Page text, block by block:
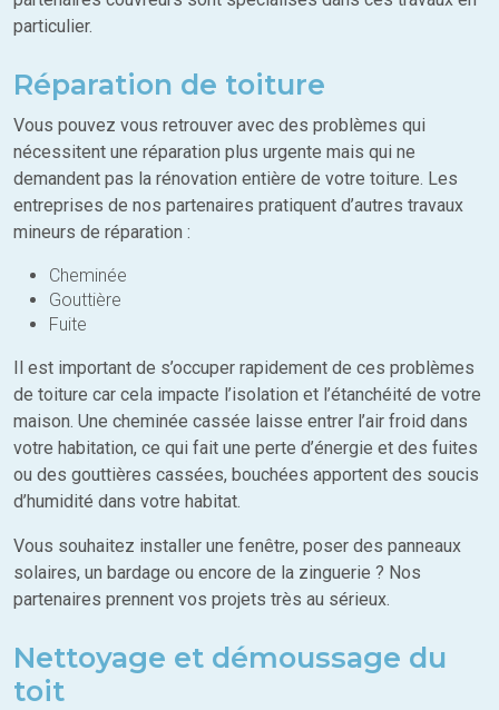
particulier.
Réparation de toiture
Vous pouvez vous retrouver avec des problèmes qui
nécessitent une réparation plus urgente mais qui ne
demandent pas la rénovation entière de votre toiture. Les
entreprises de nos partenaires pratiquent d’autres travaux
mineurs de réparation :
Cheminée
Gouttière
Fuite
Il est important de s’occuper rapidement de ces problèmes
de toiture car cela impacte l’isolation et l’étanchéité de votre
maison. Une cheminée cassée laisse entrer l’air froid dans
votre habitation, ce qui fait une perte d’énergie et des fuites
ou des gouttières cassées, bouchées apportent des soucis
d’humidité dans votre habitat.
Vous souhaitez installer une fenêtre, poser des panneaux
solaires, un bardage ou encore de la zinguerie ? Nos
partenaires prennent vos projets très au sérieux.
Nettoyage et démoussage du
toit